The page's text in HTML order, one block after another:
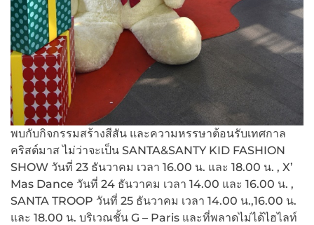
พบกับกิจกรรมสร้างสีสัน และความหรรษาต้อนรับเทศกาล
คริสต์มาส ไม่ว่าจะเป็น SANTA&SANTY KID FASHION
SHOW วันที่ 23 ธันวาคม เวลา 16.00 น. และ 18.00 น. , X’
Mas Dance วันที่ 24 ธันวาคม เวลา 14.00 และ 16.00 น. ,
SANTA TROOP วันที่ 25 ธันวาคม เวลา 14.00 น.,16.00 น.
และ 18.00 น. บริเวณชั้น G – Paris และที่พลาดไม่ได้ไฮไลท์